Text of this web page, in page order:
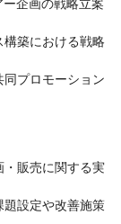
企画の戦略立案
構築における戦略
プロモーション
・販売に関する実
題設定や改善施策